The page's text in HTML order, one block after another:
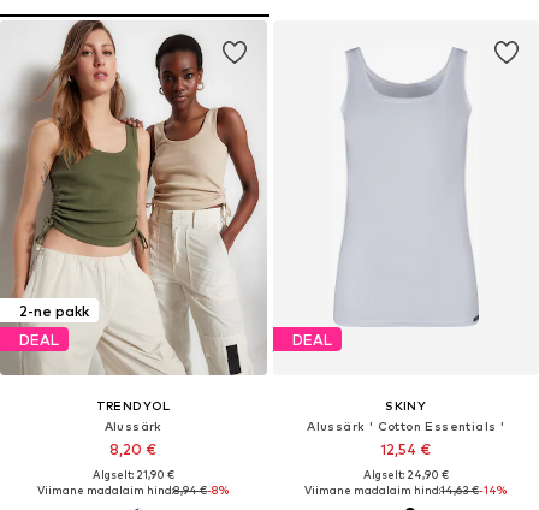
2-ne pakk
DEAL
TRENDYOL
Alussärk
8,20 €
Algselt: 21,90 €
Viimane madalaim hind:8,94 €-8%
DEAL
SKINY
Alussärk ' Cotton Essentials '
12,54 €
Algselt: 24,90 €
Viimane madalaim hind:14,63 €-14%